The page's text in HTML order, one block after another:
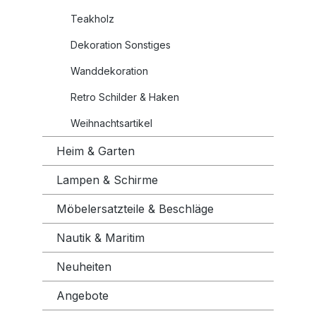
Teakholz
Dekoration Sonstiges
Wanddekoration
Retro Schilder & Haken
Weihnachtsartikel
Heim & Garten
Lampen & Schirme
Möbelersatzteile & Beschläge
Nautik & Maritim
Neuheiten
Angebote